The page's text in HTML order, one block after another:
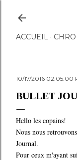
ACCUEIL
10/17/2016 02:05:00
BULLET
Hello les copains!
Nous nous
Journal.
Pour ceux m'ayant